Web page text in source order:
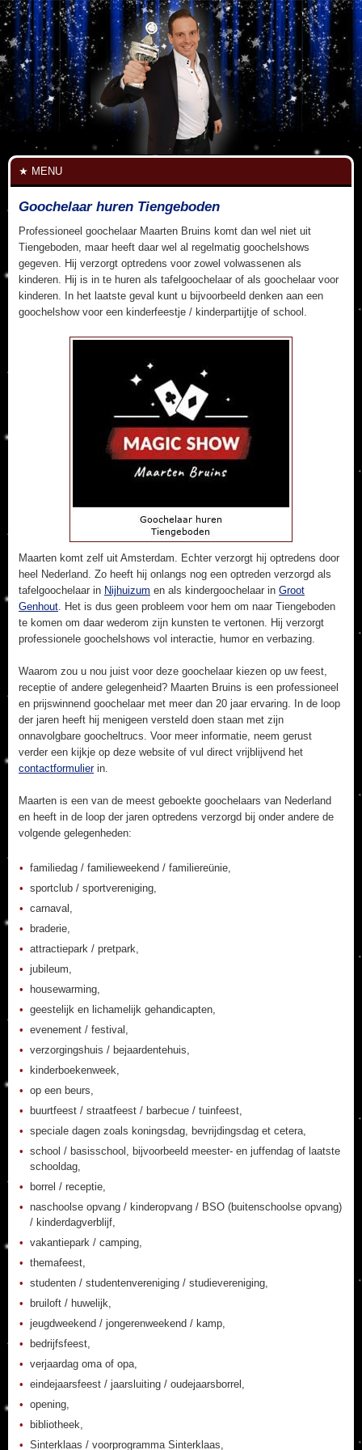
MENU
Goochelaar huren Tiengeboden
Professioneel goochelaar Maarten Bruins komt dan wel niet uit
Tiengeboden, maar heeft daar wel al regelmatig goochelshows
gegeven. Hij verzorgt optredens voor zowel volwassenen als
kinderen. Hij is in te huren als tafelgoochelaar of als goochelaar voor
kinderen. In het laatste geval kunt u bijvoorbeeld denken aan een
goochelshow voor een kinderfeestje / kinderpartijtje of school.
Maarten komt zelf uit Amsterdam. Echter verzorgt hij optredens door
heel Nederland. Zo heeft hij onlangs nog een optreden verzorgd als
tafelgoochelaar in Nijhuizum en als kindergoochelaar in Groot
Genhout. Het is dus geen probleem voor hem om naar Tiengeboden
te komen om daar wederom zijn kunsten te vertonen. Hij verzorgt
professionele goochelshows vol interactie, humor en verbazing.
Waarom zou u nou juist voor deze goochelaar kiezen op uw feest,
receptie of andere gelegenheid? Maarten Bruins is een professioneel
en prijswinnend goochelaar met meer dan 20 jaar ervaring. In de loop
der jaren heeft hij menigeen versteld doen staan met zijn
onnavolgbare goocheltrucs. Voor meer informatie, neem gerust
verder een kijkje op deze website of vul direct vrijblijvend het
contactformulierin.
Maarten is een van de meest geboekte goochelaars van Nederland
en heeft in de loop der jaren optredens verzorgd bij onder andere de
volgende gelegenheden:
familiedag / familieweekend / familiereünie,
sportclub / sportvereniging,
carnaval,
braderie,
attractiepark / pretpark,
jubileum,
housewarming,
geestelijk en lichamelijk gehandicapten,
evenement / festival,
verzorgingshuis / bejaardentehuis,
kinderboekenweek,
op een beurs,
buurtfeest / straatfeest / barbecue / tuinfeest,
speciale dagen zoals koningsdag, bevrijdingsdag et cetera,
school / basisschool, bijvoorbeeld meester- en juffendag of laatste
schooldag,
borrel / receptie,
naschoolse opvang / kinderopvang / BSO (buitenschoolse opvang)
/ kinderdagverblijf,
vakantiepark / camping,
themafeest,
studenten / studentenvereniging / studievereniging,
bruiloft / huwelijk,
jeugdweekend / jongerenweekend / kamp,
bedrijfsfeest,
verjaardag oma of opa,
eindejaarsfeest / jaarsluiting / oudejaarsborrel,
opening,
bibliotheek,
Sinterklaas / voorprogramma Sinterklaas,